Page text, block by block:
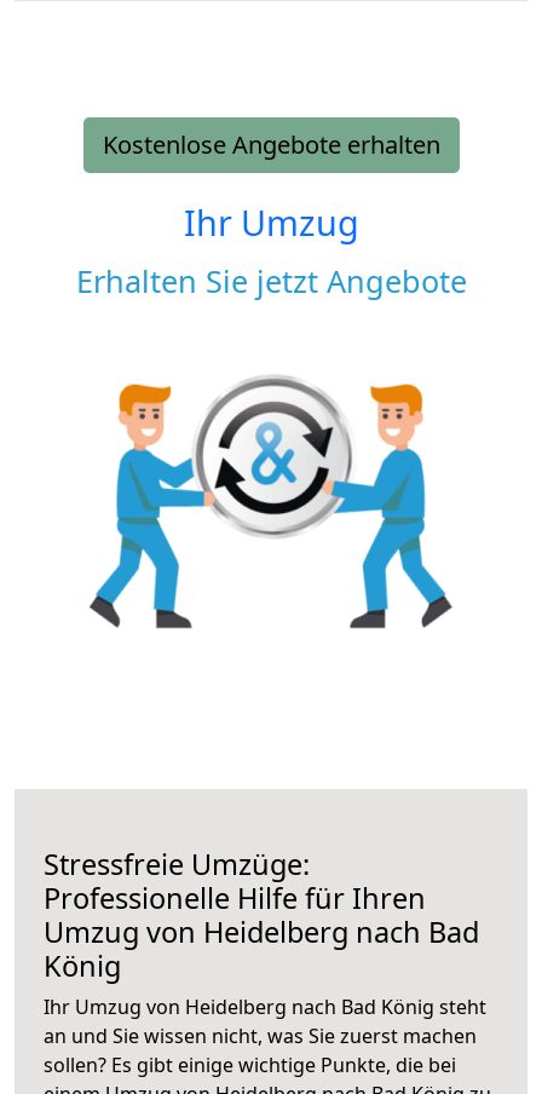
Kostenlose Angebote erhalten
Ihr Umzug
Erhalten Sie jetzt Angebote
Stressfreie Umzüge:
Professionelle Hilfe für Ihren
Umzug von Heidelberg nach Bad
König
Ihr Umzug von Heidelberg nach Bad König steht
an und Sie wissen nicht, was Sie zuerst machen
sollen? Es gibt einige wichtige Punkte, die bei